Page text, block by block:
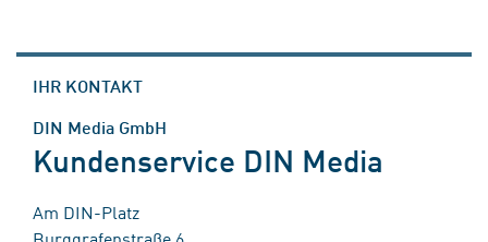
IHR KONTAKT
DIN Media GmbH
Kundenservice DIN Media
Am DIN-Platz